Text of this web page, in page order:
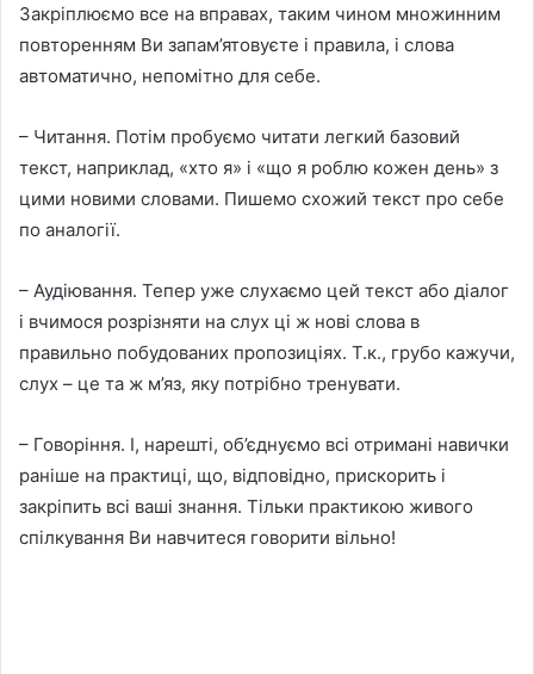
Закріплюємо все на вправах, таким чином множинним
повторенням Ви запам’ятовуєте і правила, і слова
автоматично, непомітно для себе.
– Читання. Потім пробуємо читати легкий базовий
текст, наприклад, «хто я» і «що я роблю кожен день» з
цими новими словами. Пишемо схожий текст про себе
по аналогії.
– Аудіювання. Тепер уже слухаємо цей текст або діалог
і вчимося розрізняти на слух ці ж нові слова в
правильно побудованих пропозиціях. Т.к., грубо кажучи,
слух – це та ж м’яз, яку потрібно тренувати.
– Говоріння. І, нарешті, об’єднуємо всі отримані навички
раніше на практиці, що, відповідно, прискорить і
закріпить всі ваші знання. Тільки практикою живого
спілкування Ви навчитеся говорити вільно!